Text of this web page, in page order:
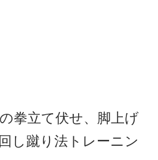
拳立て伏せ、脚上げ
し蹴り法トレーニン